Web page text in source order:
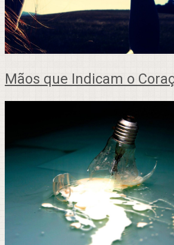
Mãos que Indicam o